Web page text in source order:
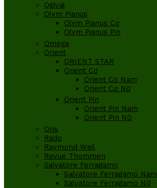
Ogival
Olym Pianus
Olym Pianus Cơ
Olym Pianus Pin
Omega
Orient
ORIENT STAR
Orient Cơ
Orient Cơ Nam
Orient Cơ Nữ
Orient Pin
Orient Pin Nam
Orient Pin Nữ
Oris
Rado
Raymond Weil
Revue Thommen
Salvatore Ferragamo
Salvatore Ferragamo Nam
Salvatore Ferragamo Nữ